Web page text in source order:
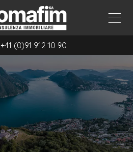
+41 (0)91 912 10 90